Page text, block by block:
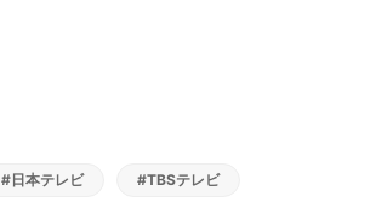
#日本テレビ #TBSテレビ